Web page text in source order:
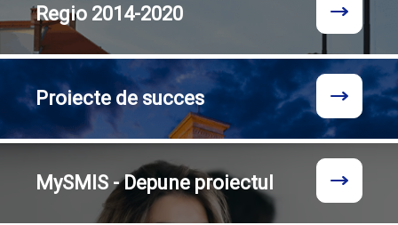
Regio 2014-2020
Proiecte de succes
MySMIS - Depune proiectul